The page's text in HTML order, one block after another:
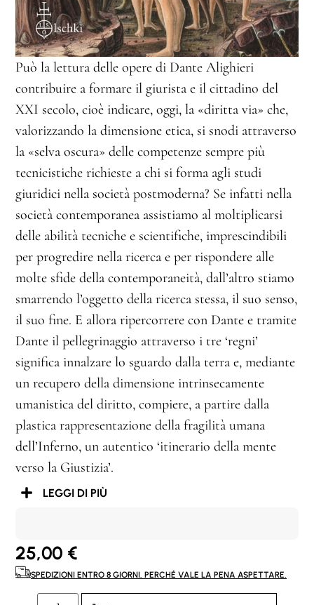
Può la lettura delle opere di Dante Alighieri
contribuire a formare il giurista e il cittadino del
XXI secolo, cioè indicare, oggi, la «diritta via» che,
valorizzando la dimensione etica, si snodi attraverso
la «selva oscura» delle competenze sempre più
tecnicistiche richieste a chi si forma agli studi
giuridici nella società postmoderna? Se infatti nella
società contemporanea assistiamo al moltiplicarsi
delle abilità tecniche e scientifiche, imprescindibili
per progredire nella ricerca e per rispondere alle
molte sfide della contemporaneità, dall’altro stiamo
smarrendo l’oggetto della ricerca stessa, il suo senso,
il suo fine. E allora ripercorrere con Dante e tramite
Dante il pellegrinaggio attraverso i tre ‘regni’
significa innalzare lo sguardo dalla terra e, mediante
un recupero della dimensione intrinsecamente
umanistica del diritto, compiere, a partire dalla
plastica rappresentazione della fragilità umana
dell’Inferno, un autentico ‘itinerario della mente
verso la Giustizia’.
LEGGI DI PIÙ
25,00 €
SPEDIZIONI ENTRO 8 GIORNI. PERCHÉ VALE LA PENA ASPETTARE.